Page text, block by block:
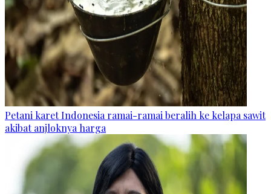
Petani karet Indonesia ramai-ramai beralih ke kelapa sawit
akibat anjloknya harga